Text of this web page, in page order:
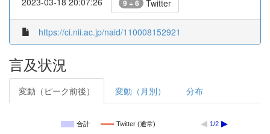
9 + 6 Twitter
https://ci.nii.ac.jp/naid/110008152921
言及状況
変動（ピーク前後） 変動（月別） 分布
合計 Twitter (通常) 1/2